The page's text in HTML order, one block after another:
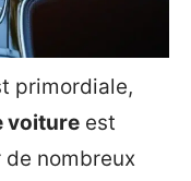
primordiale,
voiture est
nombreux